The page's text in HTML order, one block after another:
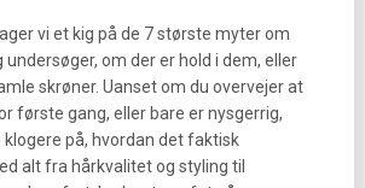
vi et kig på de 7 største myter om
undersøger, om der er hold i dem, eller
skrøner. Uanset om du overvejer at
første gang, eller bare er nysgerrig,
klogere på, hvordan det faktisk
alt fra hårkvalitet og styling til